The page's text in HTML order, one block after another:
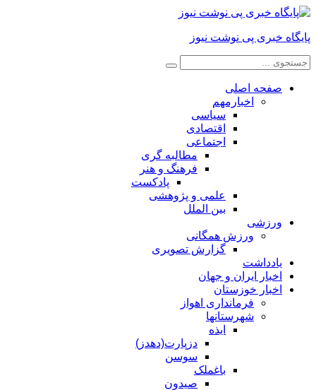
پایگاه خبری پی نوشت نیوز
صفحه اصلی
اخبارمهم
سیاسی
اقتصادی
اجتماعی
مطالبه گری
فرهنگ و هنر
پادکست
علمی و پژوهشی
بین الملل
ورزشی
ورزش همگانی
گزارش تصویری
یادداشت
اخبار ایران و جهان
اخبار خوزستان
فرمانداری اهواز
شهرستانها
ایذه
دزپارت(دهدز)
سوسن
باغملک
صیدون